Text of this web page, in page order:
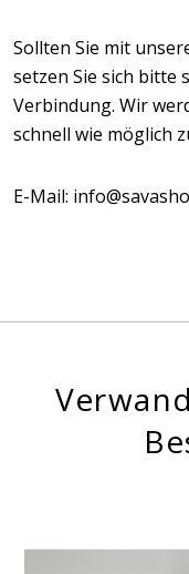
Sollten Sie mit
setzen Sie sich bitte
Verbindung. Wir
schnell wie möglich
E-Mail: